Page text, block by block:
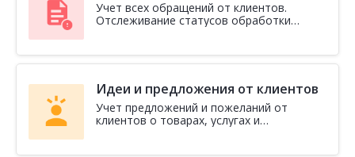
Учет всех обращений от клиентов.
Отслеживание статусов обработки
Идеи и предложения от клиентов
Учет предложений и пожеланий от
клиентов о товарах, услугах и